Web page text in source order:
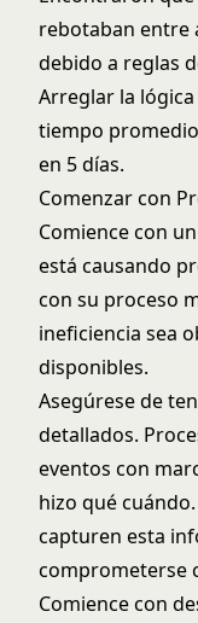
rebotaban entre
debido a reglas
Arreglar la
tiempo
en 5 días.
Comenzar con
Comience con
está causando
con su proceso
ineficiencia sea
disponibles.
Asegúrese de
detallados.
eventos con
hizo qué
capturen esta
comprometerse
Comience con